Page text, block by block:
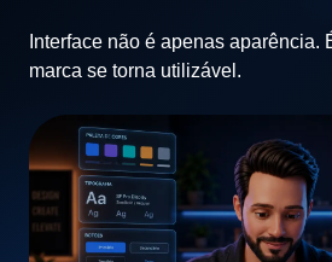
Interface não é apenas aparência.
marca se torna utilizável.